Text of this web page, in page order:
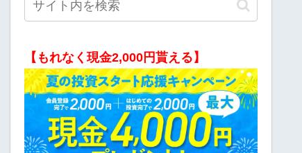
【もれなく現金2,000円貰える】